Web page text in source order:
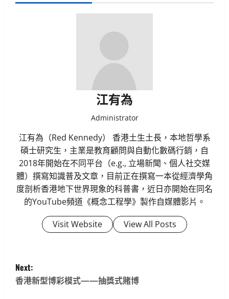
江有為
Administrator
江有為（Red Kennedy） 香港土生土長，本地哲學系
碩士研究生，主業是教育顧問與自動化數碼行銷，自
2018年開始在不同平台（e.g., 立場新聞、個人社交媒
體）撰寫知識普及文章，目前正在撰寫一本從經濟學角
度剖析香港地下世界現象的科普書，近日亦開始在同名
的YouTube頻道《概念工程學》製作自媒體影片。
Visit Website
View All Posts
P
o
Next:
香港新型博彩模式——抽獎式賭博